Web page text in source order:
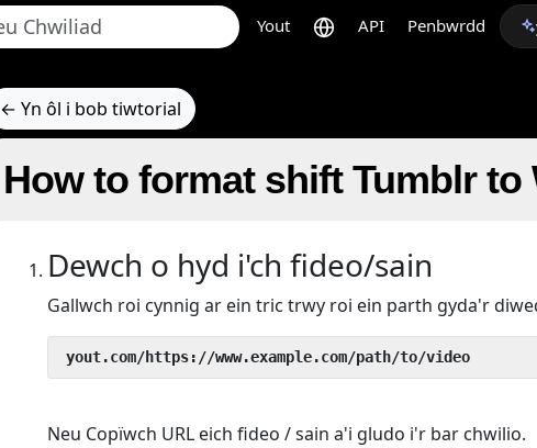
Yout API Penbwrdd
← Yn ôl i bob tiwtorial
How to format shift Tumblr to
Dewch o hyd i'ch fideo/sain
Gallwch roi cynnig ar ein tric trwy roi ein parth gyda'r
yout.com/https://www.example.com/path/to/video
Neu Copïwch URL eich fideo / sain a'i gludo i'r bar chwilio.